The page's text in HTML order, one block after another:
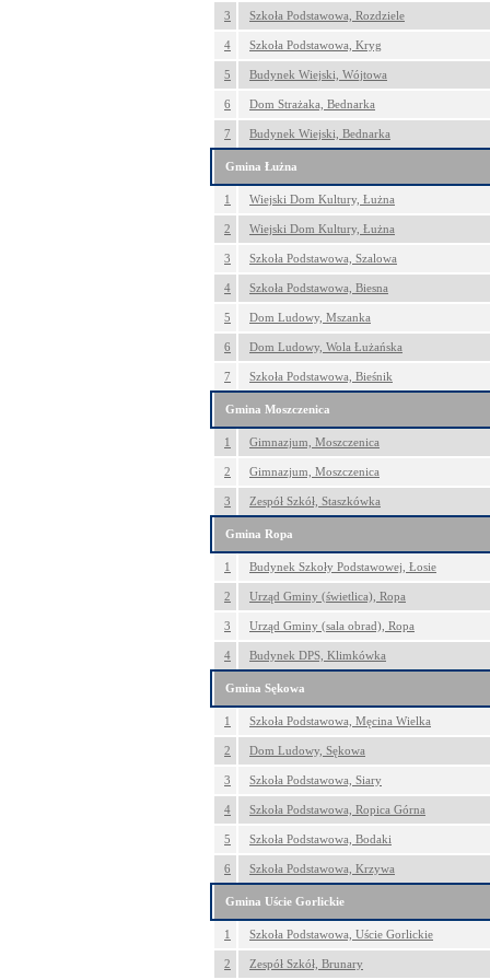
3 Szkoła Podstawowa, Rozdziele
4 Szkoła Podstawowa, Kryg
5 Budynek Wiejski, Wójtowa
6 Dom Strażaka, Bednarka
7 Budynek Wiejski, Bednarka
Gmina Łużna
1 Wiejski Dom Kultury, Łużna
2 Wiejski Dom Kultury, Łużna
3 Szkoła Podstawowa, Szalowa
4 Szkoła Podstawowa, Biesna
5 Dom Ludowy, Mszanka
6 Dom Ludowy, Wola Łużańska
7 Szkoła Podstawowa, Bieśnik
Gmina Moszczenica
1 Gimnazjum, Moszczenica
2 Gimnazjum, Moszczenica
3 Zespół Szkół, Staszkówka
Gmina Ropa
1 Budynek Szkoły Podstawowej, Łosie
2 Urząd Gminy (świetlica), Ropa
3 Urząd Gminy (sala obrad), Ropa
4 Budynek DPS, Klimkówka
Gmina Sękowa
1 Szkoła Podstawowa, Męcina Wielka
2 Dom Ludowy, Sękowa
3 Szkoła Podstawowa, Siary
4 Szkoła Podstawowa, Ropica Górna
5 Szkoła Podstawowa, Bodaki
6 Szkoła Podstawowa, Krzywa
Gmina Uście Gorlickie
1 Szkoła Podstawowa, Uście Gorlickie
2 Zespół Szkół, Brunary